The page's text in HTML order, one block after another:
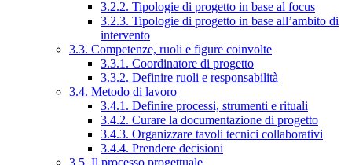
3.2.2. Tipologie di progetto in base al focus
3.2.3. Tipologie di progetto in base all’ambito di
intervento
3.3. Competenze, ruoli e figure coinvolte
3.3.1. Coordinatore di progetto
3.3.2. Definire ruoli e responsabilità
3.4. Metodo di lavoro
3.4.1. Definire processi, strumenti e rituali
3.4.2. Curare la documentazione di progetto
3.4.3. Organizzare tavoli tecnici collaborativi
3.4.4. Prendere decisioni
3.5. Il processo progettuale